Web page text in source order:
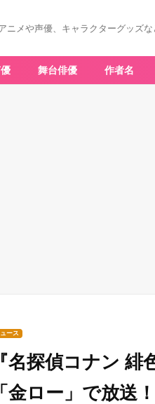
ニメや声優、キャラクターグッズ
舞台俳優 作者名
ース
『名探偵コナン
「金ロー」で放送